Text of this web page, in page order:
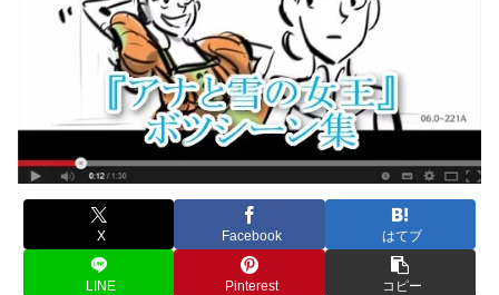
X Facebook はてブ
LINE Pinterest コピー